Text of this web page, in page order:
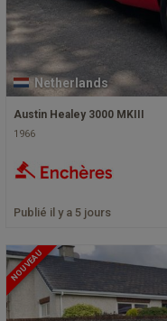
Netherlands
Austin Healey 3000 MKIII
1966
Publié il y a 5 jours
NOUVEAU